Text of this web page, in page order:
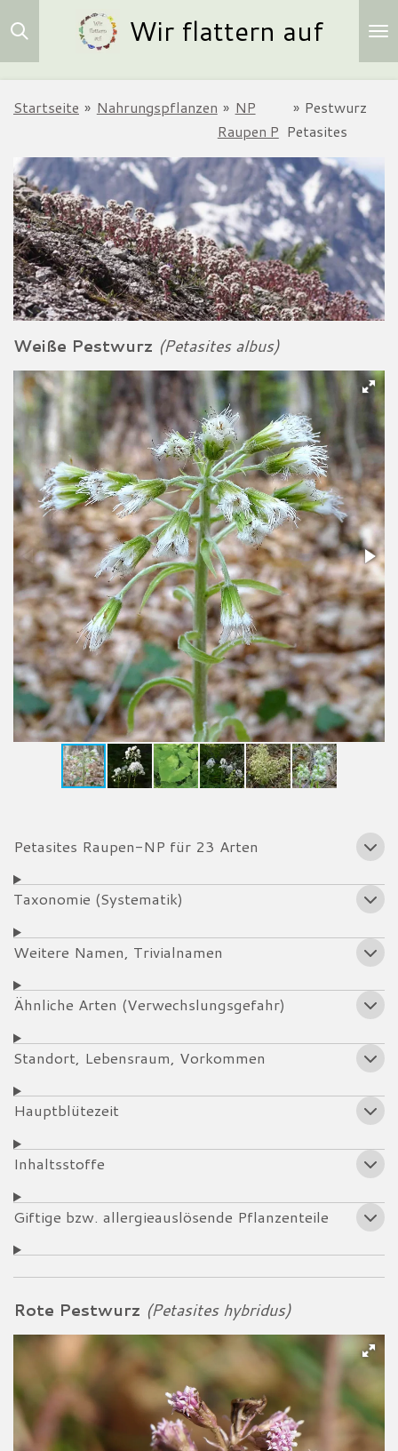
Zum
Hauptinhalt
Wir flattern auf
Startseite » Nahrungspflanzen » NP
Raupen P
» Pestwurz
Petasites
Weiße Pestwurz (Petasites albus)
Petasites Raupen-NP für 23 Arten
Taxonomie (Systematik)
Weitere Namen, Trivialnamen
Ähnliche Arten (Verwechslungsgefahr)
Standort, Lebensraum, Vorkommen
Hauptblütezeit
Inhaltsstoffe
Giftige bzw. allergieauslösende Pflanzenteile
Rote Pestwurz (Petasites hybridus)